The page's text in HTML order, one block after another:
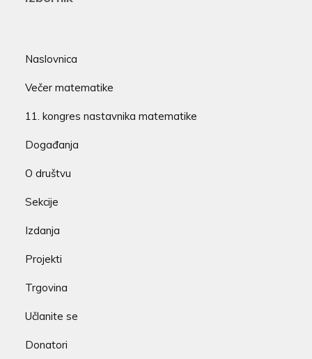
Naslovnica
Večer matematike
11. kongres nastavnika matematike
Događanja
O društvu
Sekcije
Izdanja
Projekti
Trgovina
Učlanite se
Donatori